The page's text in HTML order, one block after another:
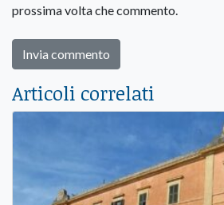
prossima volta che commento.
Articoli correlati